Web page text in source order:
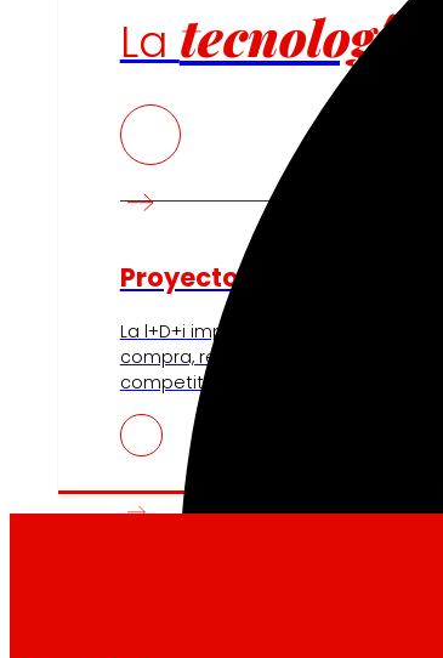
La tecnología
Proyectos de innovación
La l+D+i impulsa nuestra
compra, reforzando la
competitividad.